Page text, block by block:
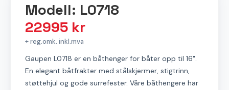
Modell: L0718
22995 kr
+ reg.omk. inkl.mva
Gaupen L0718 er en båthenger for båter opp til 16".
En elegant båtfrakter med stålskjermer, stigtrinn,
støttehjul og gode surrefester. Våre båthengere har